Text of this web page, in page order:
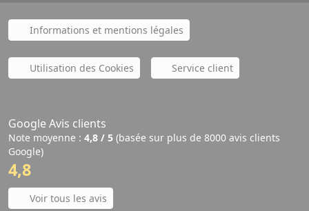
Informations et mentions légales
Utilisation des Cookies Service client
Google Avis clients
Note moyenne : 4,8 / 5 (basée sur plus de 8000 avis clients
Google)
4,8
Voir tous les avis